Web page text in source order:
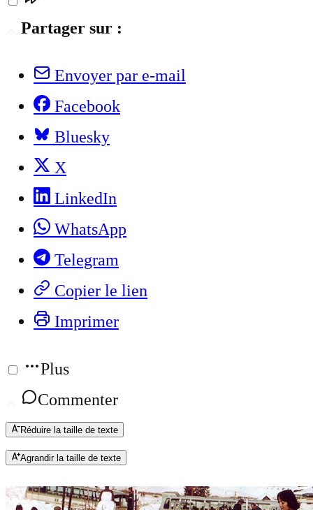
Partager sur :
Envoyer par e-mail
Facebook
Bluesky
X
LinkedIn
WhatsApp
Telegram
Copier le lien
Imprimer
Plus
Commenter
Réduire la taille de texte
Agrandir la taille de texte